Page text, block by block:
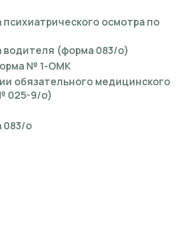
осмотра по
водителя (форма 083/о)
№ 1-ОМК
обязательного медицинского
025-9/о)
083/о